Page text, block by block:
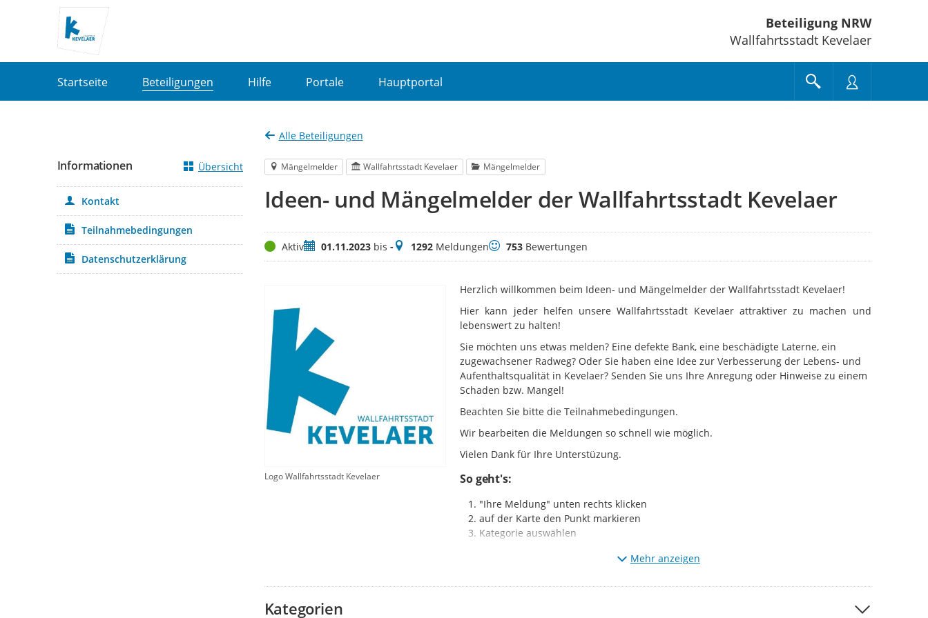
Beteiligung NRW
Wallfahrtsstadt Kevelaer
Startseite Beteiligungen Hilfe Portale Hauptportal
Alle Beteiligungen
Mängelmelder Wallfahrtsstadt Kevelaer Mängelmelder
Ideen- und Mängelmelder der Wallfahrtsstadt Kevelaer
StatusAktivZeitraum
01.11.2023bis -Meldungen
1292MeldungenBewertungen
753Bewertungen
Logo Wallfahrtsstadt Kevelaer
Herzlich willkommen beim Ideen- und Mängelmelder der Wallfahrtsstadt Kevelaer!
Hier kann jeder helfen unsere Wallfahrtsstadt Kevelaer attraktiver zu machen und
lebenswert zu halten!
Sie möchten uns etwas melden? Eine defekte Bank, eine beschädigte Laterne, ein
zugewachsener Radweg? Oder Sie haben eine Idee zur Verbesserung der Lebens- und
Aufenthaltsqualität in Kevelaer? Senden Sie uns Ihre Anregung oder Hinweise zu einem
Schaden bzw. Mangel!
Beachten Sie bitte die Teilnahmebedingungen.
Wir bearbeiten die Meldungen so schnell wie möglich.
Vielen Dank für Ihre Unterstüzung.
So geht's:
"Ihre Meldung" unten rechts klicken
auf der Karte den Punkt markieren
Kategorie auswählen
Mehr anzeigen
Kategorien
Informationen Übersicht
Kontakt
Teilnahmebedingungen
Datenschutzerklärung